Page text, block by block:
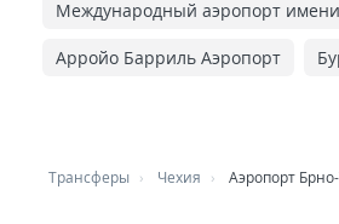
Международный аэропорт
Арройо Барриль Аэропорт
Трансферы Чехия Аэропорт